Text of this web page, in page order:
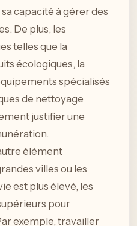
capacité à gérer des
De plus, les
telles que la
écologiques, la
spécialisés
de nettoyage
justifier une
élément
villes ou les
est plus élevé, les
pour
exemple, travailler